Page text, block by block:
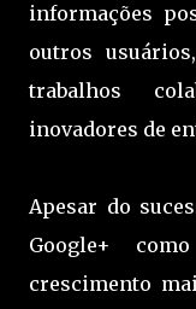
informações
outros
trabalhos
inovadores de
Apesar do
Google+
crescimento